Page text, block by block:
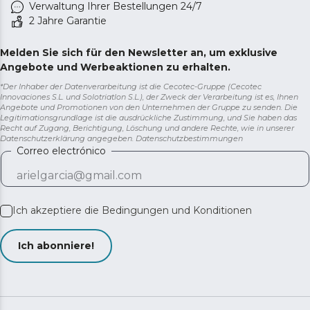
Verwaltung Ihrer Bestellungen 24/7
2 Jahre Garantie
Melden Sie sich für den Newsletter an, um exklusive
Angebote und Werbeaktionen zu erhalten.
*Der Inhaber der Datenverarbeitung ist die Cecotec-Gruppe (Cecotec
Innovaciones S.L. und Solotriatlon S.L.), der Zweck der Verarbeitung ist es, Ihnen
Angebote und Promotionen von den Unternehmen der Gruppe zu senden. Die
Legitimationsgrundlage ist die ausdrückliche Zustimmung, und Sie haben das
Recht auf Zugang, Berichtigung, Löschung und andere Rechte, wie in unserer
Datenschutzerklärung angegeben. Datenschutzbestimmungen
Correo electrónico
Ich akzeptiere die Bedingungen und Konditionen
Ich abonniere!